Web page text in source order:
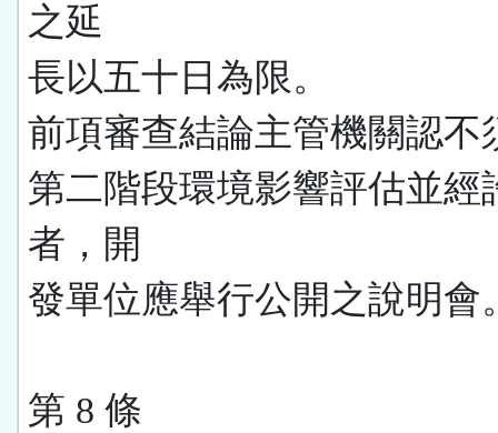
之延
長以五十日為限。
前項審查結論主管機關認不
第二階段環境影響評估並經
者，開
發單位應舉行公開之說明會
第 8 條